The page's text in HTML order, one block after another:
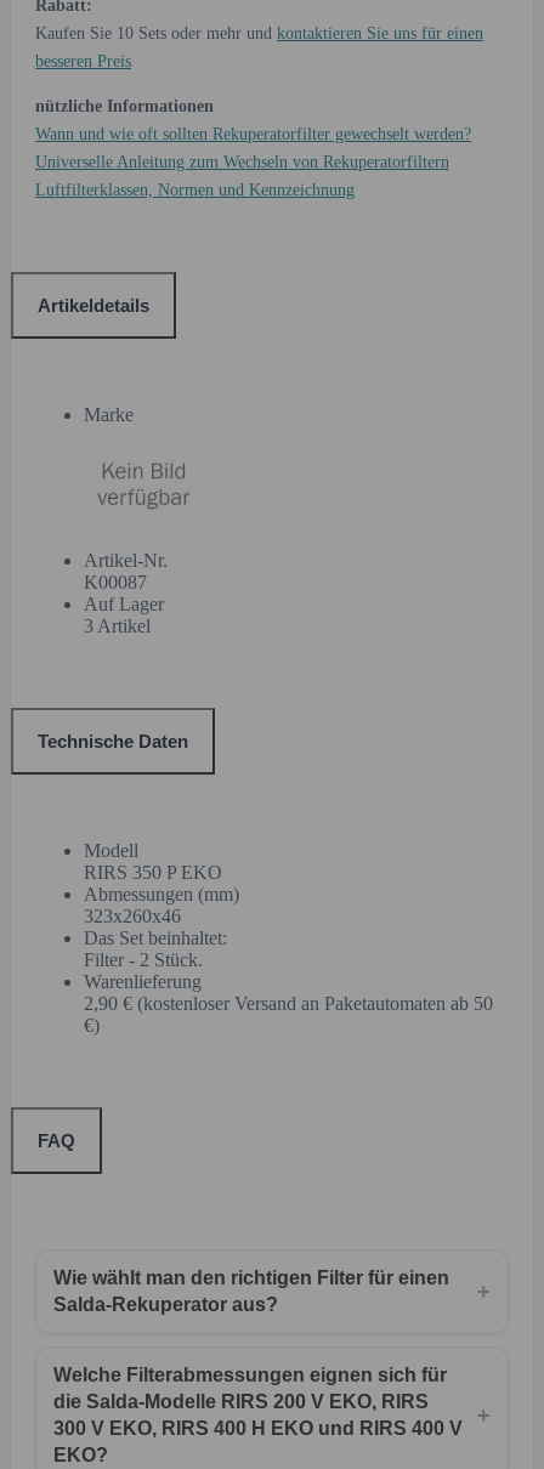
Rabatt:
Kaufen Sie 10 Sets oder mehr und kontaktieren Sie uns für einen
besseren Preis
nützliche Informationen
Wann und wie oft sollten Rekuperatorfilter gewechselt werden?
Universelle Anleitung zum Wechseln von Rekuperatorfiltern
Luftfilterklassen, Normen und Kennzeichnung
Artikeldetails
Marke
Artikel-Nr.
K00087
Auf Lager
3 Artikel
Technische Daten
Modell
RIRS 350 P EKO
Abmessungen (mm)
323x260x46
Das Set beinhaltet:
Filter - 2 Stück.
Warenlieferung
2,90 € (kostenloser Versand an Paketautomaten ab 50
€)
FAQ
Wie wählt man den richtigen Filter für einen
Salda-Rekuperator aus?
+
Welche Filterabmessungen eignen sich für
die Salda-Modelle RIRS 200 V EKO, RIRS
300 V EKO, RIRS 400 H EKO und RIRS 400 V
EKO?
+